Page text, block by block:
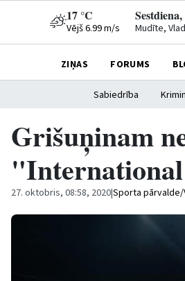
17 °C
Vējš 6.99 m/s Mudīte,
ZIŅAS FORUMS
Sabiedrība
Grišuņinam
27. oktobris, 08:58, 2020|Sporta pārvalde/